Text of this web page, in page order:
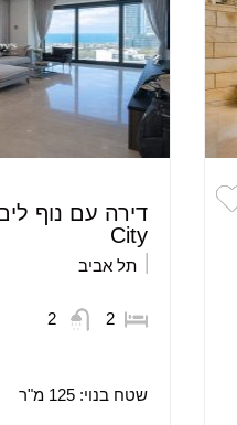
City
תל אביב
2
2
שטח בנוי:125 מ"ר